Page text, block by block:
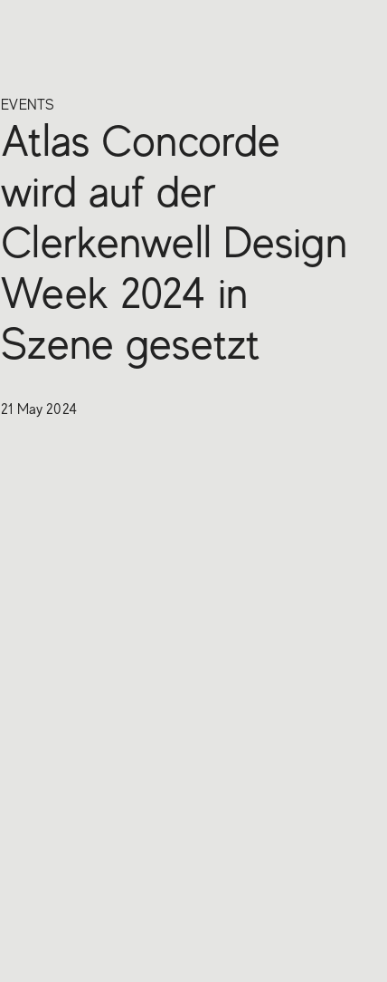
EVENTS
Atlas Concorde
wird auf der
Clerkenwell Design
Week 2024 in
Szene gesetzt
21 May 2024